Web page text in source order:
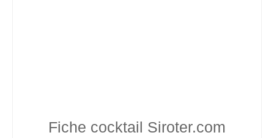
Fiche cocktail Siroter.com